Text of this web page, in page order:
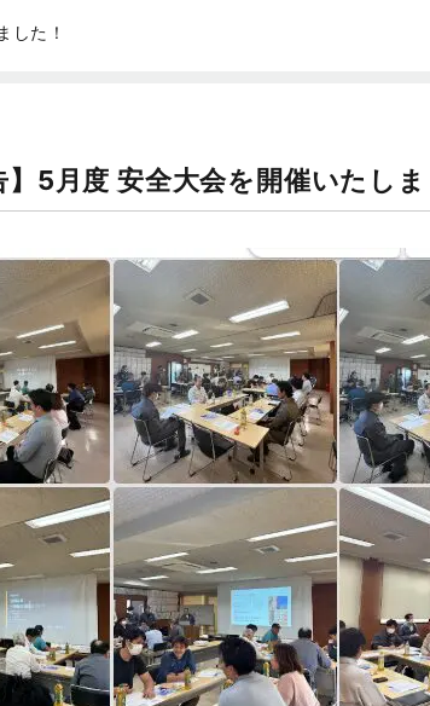
した！
】5月度 安全大会を開催いたし